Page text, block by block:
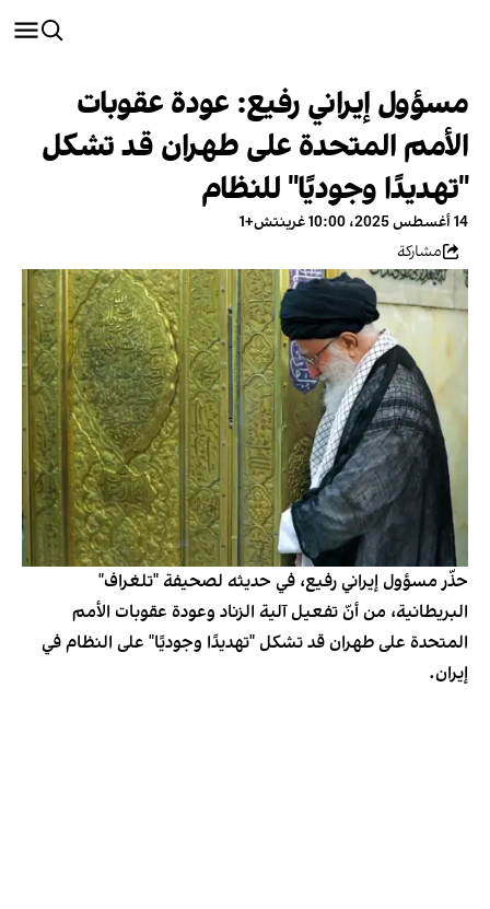
مسؤول إيراني رفيع: عودة عقوبات
الأمم المتحدة على طهران قد تشكل
"تهديدًا وجوديًا" للنظام
14 أغسطس 2025، 10:00 غرينتش+1
مشاركة
حذّر مسؤول إيراني رفيع، في حديثه لصحيفة "تلغراف"
البريطانية، من أنّ تفعيل آلية الزناد وعودة عقوبات الأمم
المتحدة على طهران قد تشكل "تهديدًا وجوديًا" على النظام في
إيران.